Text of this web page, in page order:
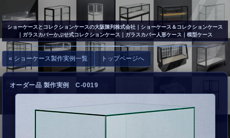
お問い合わせ
ショーケースとコレクションケースの大阪陳列株式会社 ｜ショーケース＆コレクションケース
｜ガラスカバーかぶせ式コレクションケース｜ガラスカバー人形ケース｜模型ケース
« ショーケース製作実例一覧 トップページへ
オーダー品 製作実例 C-0019